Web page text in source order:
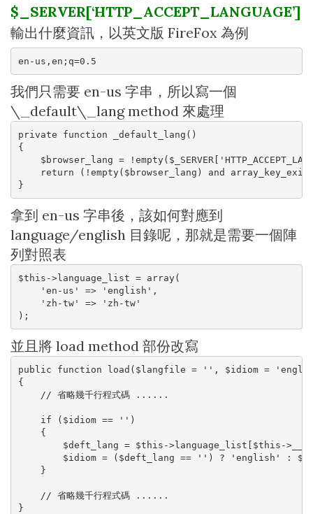
$_SERVER[‘HTTP_ACCEPT_LANGUAGE’]
輸出什麼資訊，以英文版 FireFox 為例
en-us,en;q=0.5
我們只需要 en-us 字串，所以寫一個
\_default\_lang method 來處理
private function _default_lang()
{
$browser_lang =
return (!empty($browser_lang) and
}
拿到 en-us 字串後，該如何對應到
language/english 目錄呢，那就是需要一個陣
列對照表
$this->language_list = array(
    'en-us' => 'english',
    'zh-tw' => 'zh-tw'
);
並且將 load method 部份改寫
public function load($langfile = '', $idiom =
{
    // 省略幾千行程式碼 ......
    if ($idiom == '')
    {
$deft_lang = $this->language_list[$this-
$idiom = ($deft_lang == '') ? 'english' :
    }
    // 省略幾千行程式碼 ......
}